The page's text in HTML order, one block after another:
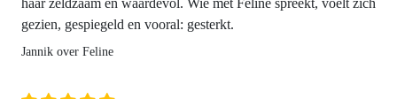
haar zeldzaam én waardevol. Wie met Feline spreekt, voelt zich
gezien, gespiegeld en vooral: gesterkt.
Jannik over Feline